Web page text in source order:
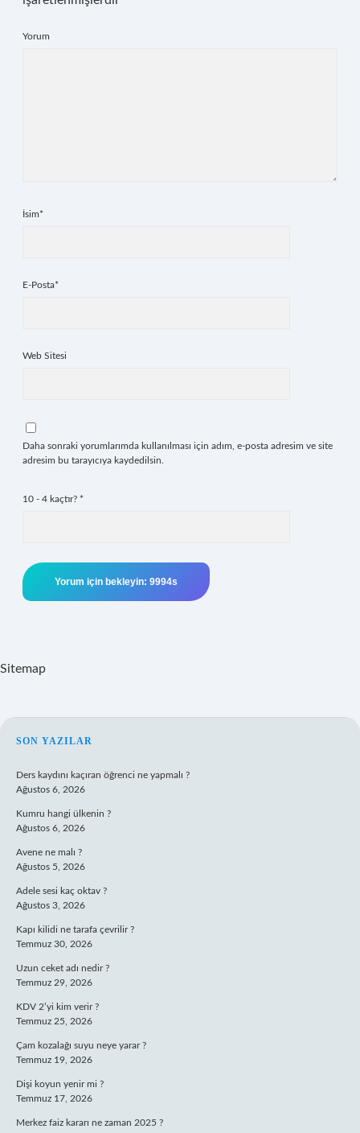
Yorum
İsim*
E-Posta*
Web Sitesi
Daha sonraki yorumlarımda kullanılması için adım, e-posta adresim ve site
adresim bu tarayıcıya kaydedilsin.
10 - 4 kaçtır? *
Sitemap
SIDEBAR
SON YAZILAR
Ders kaydını kaçıran öğrenci ne yapmalı ?
Ağustos 6, 2026
Kumru hangi ülkenin ?
Ağustos 6, 2026
Avene ne malı ?
Ağustos 5, 2026
Adele sesi kaç oktav ?
Ağustos 3, 2026
Kapı kilidi ne tarafa çevrilir ?
Temmuz 30, 2026
Uzun ceket adı nedir ?
Temmuz 29, 2026
KDV 2’yi kim verir ?
Temmuz 25, 2026
Çam kozalağı suyu neye yarar ?
Temmuz 19, 2026
Dişi koyun yenir mi ?
Temmuz 17, 2026
Merkez faiz kararı ne zaman 2025 ?